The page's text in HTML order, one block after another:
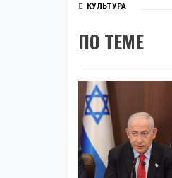
КУЛЬТУРА
ПО ТЕМЕ